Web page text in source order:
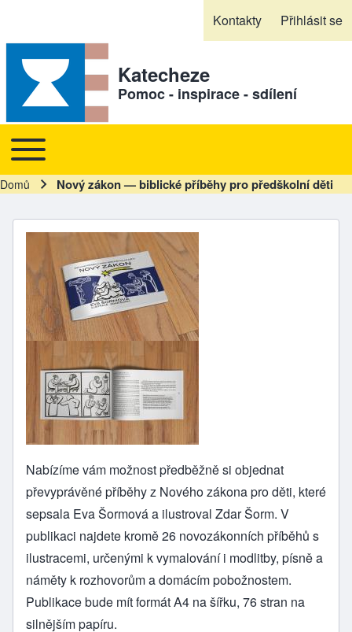
Kontakty Přihlásit se
Katecheze
Pomoc - inspirace - sdílení
Hlavní navigace
Toggle main menu
Drobečková navigace
Domů Nový zákon — biblické příběhy pro předškolní děti
Nabízíme vám možnost předběžně si objednat
převyprávěné příběhy z Nového zákona pro děti, které
sepsala Eva Šormová a ilustroval Zdar Šorm. V
publikaci najdete kromě 26 novozákonních příběhů s
ilustracemi, určenými k vymalování i modlitby, písně a
náměty k rozhovorům a domácím pobožnostem.
Publikace bude mít formát A4 na šířku, 76 stran na
silnějším papíru.